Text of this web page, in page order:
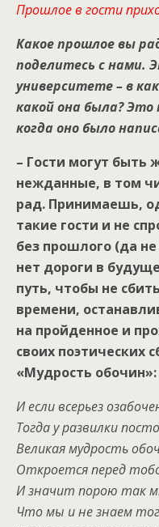
Прошлое в гости
Какое прошлое вы
поделитесь с нами.
университете – в
какой она была? Это
когда оно было
– Гости могут быть
нежданные, в том
рад. Принимаешь,
такие гости и не
без прошлого (да
нет дороги в
путь, чтобы не
времени,
на пройденное и
своих поэтических
«Мудрость обочин»:
И если всерьез
Тогда у развилки
Великая мудрость
Откроется перед
И значит порою так
Что мы и не знаем